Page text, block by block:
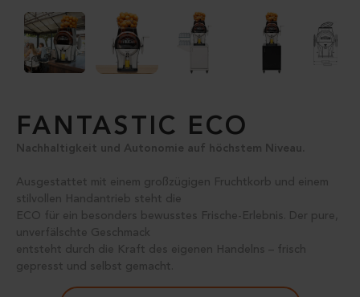
FANTASTIC ECO
Nachhaltigkeit und Autonomie auf höchstem Niveau.
Ausgestattet mit einem großzügigen Fruchtkorb und einem
stilvollen Handantrieb steht die
ECO für ein besonders bewusstes Frische-Erlebnis. Der pure,
unverfälschte Geschmack
entsteht durch die Kraft des eigenen Handelns – frisch
gepresst und selbst gemacht.